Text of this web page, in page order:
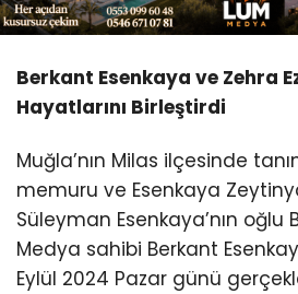
Berkant Esenkaya ve Zehra
Hayatlarını Birleştirdi
Muğla’nın Milas ilçesinde
memuru ve Esenkaya
Süleyman Esenkaya’nın oğlu
Medya sahibi Berkant
Eylül 2024 Pazar günü